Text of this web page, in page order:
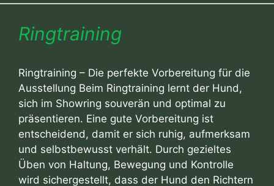
Ringtraining
Ringtraining – Die perfekte Vorbereitung für die
Ausstellung Beim Ringtraining lernt der Hund,
sich im Showring souverän und optimal zu
präsentieren. Eine gute Vorbereitung ist
entscheidend, damit er sich ruhig, aufmerksam
und selbstbewusst verhält. Durch gezieltes
Üben von Haltung, Bewegung und Kontrolle
wird sichergestellt, dass der Hund den Richtern